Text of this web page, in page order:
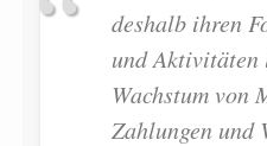
deshalb ihren
und Aktivitäten
Wachstum von
Zahlungen und